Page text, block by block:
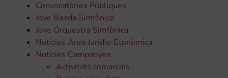
Convocatòries Públiques
Jove Banda Simfònica
Jove Orquestra Simfònica
Noticies Àrea Jurídic-Econòmica
Notícies Campanyes
Activitats comarcals